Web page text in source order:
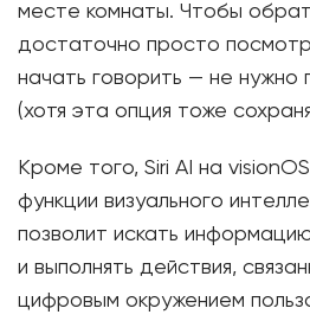
месте комнаты. Чтобы
достаточно просто
начать говорить — не нужно
(хотя эта опция тоже
Кроме того, Siri AI на
функции визуального
позволит искать
и выполнять действия,
цифровым окружением